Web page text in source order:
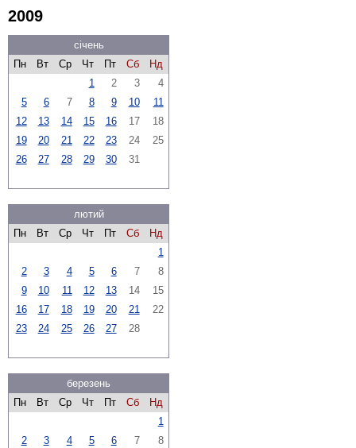
2009
січень
Пн
Вт Ср Чт Пт Сб
Нд
1
2 3
4
5
6 7 8 9 10
11
12
13 14 15 16 17
18
19
20 21 22 23 24
25
26
27 28 29 30 31
лютий
Пн
Вт Ср Чт Пт Сб
Нд
1
2
3 4 5 6 7
8
9
10 11 12 13 14
15
16
17 18 19 20 21
22
23
24 25 26 27 28
березень
Пн
Вт Ср Чт Пт Сб
Нд
1
2
3 4 5 6 7
8